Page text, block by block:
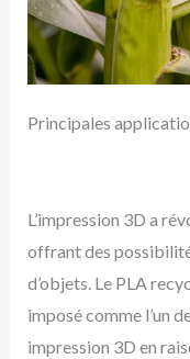
Principales
L’impression 3D a
offrant des
d’objets. Le PLA
imposé comme l’un
impression 3D en